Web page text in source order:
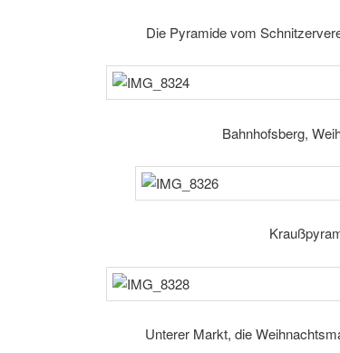
Die Pyramide vom
Bahnhofsberg,
Unterer Markt, die